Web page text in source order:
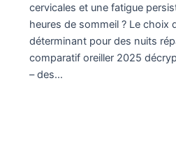
cervicales et une fatigue
heures de sommeil ? Le choix
déterminant pour des nuits
comparatif oreiller 2025
– des…